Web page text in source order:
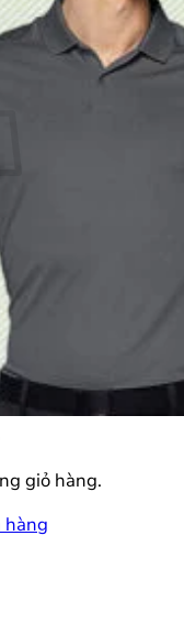
giỏ hàng.
hàng
giỏ hàng.
hàng